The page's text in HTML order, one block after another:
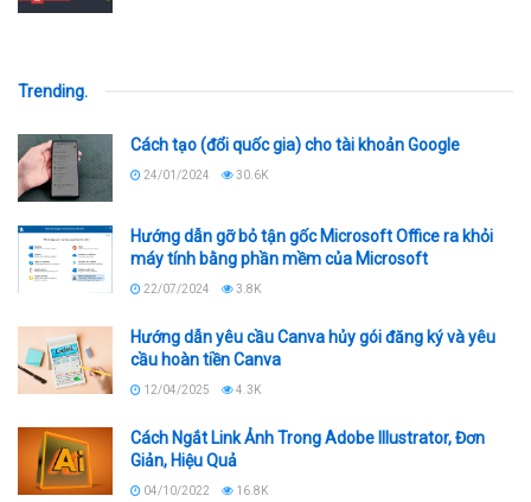
Trending.
Cách tạo (đổi quốc gia) cho tài khoản Google
24/01/2024 30.6K
Hướng dẫn gỡ bỏ tận gốc Microsoft Office ra khỏi
máy tính bằng phần mềm của Microsoft
22/07/2024 3.8K
Hướng dẫn yêu cầu Canva hủy gói đăng ký và yêu
cầu hoàn tiền Canva
12/04/2025 4.3K
Cách Ngắt Link Ảnh Trong Adobe Illustrator, Đơn
Giản, Hiệu Quả
04/10/2022 16.8K